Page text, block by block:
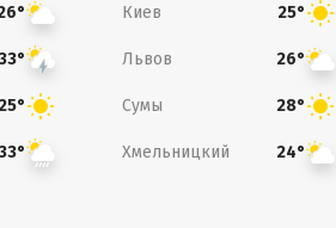
Киев 25°
Львов 26°
25° Сумы 28°
Хмельницкий 24°